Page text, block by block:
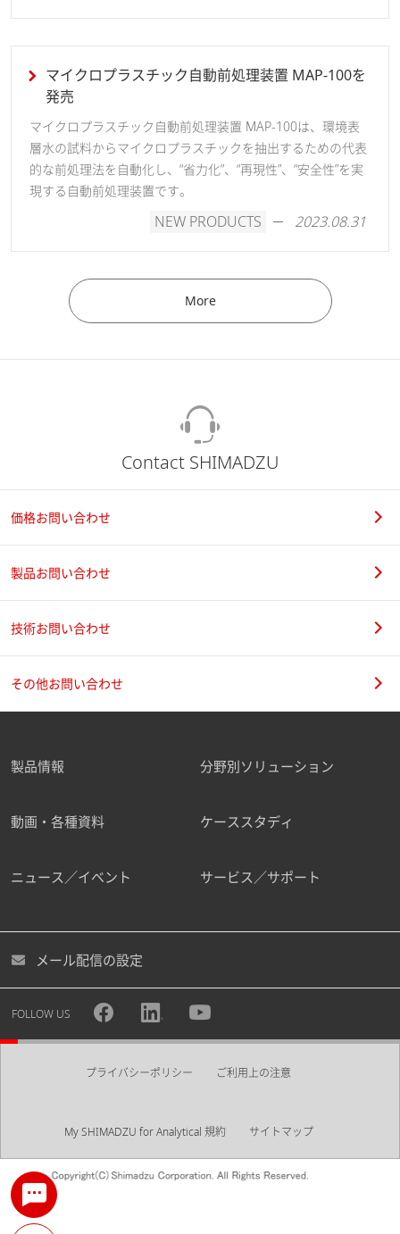
マイクロプラスチック自動前処理装置 MAP-100を
発売
マイクロプラスチック自動前処理装置 MAP-100は、環境表
層水の試料からマイクロプラスチックを抽出するための代表
的な前処理法を自動化し、“省力化”、“再現性”、“安全性”を実
現する自動前処理装置です。
NEW PRODUCTS 2023.08.31
More
Contact SHIMADZU
価格お問い合わせ
製品お問い合わせ
技術お問い合わせ
その他お問い合わせ
製品情報 分野別ソリューション
動画・各種資料 ケーススタディ
ニュース／イベント サービス／サポート
メール配信の設定
FOLLOW US
プライバシーポリシー ご利用上の注意
My SHIMADZU for Analytical 規約 サイトマップ